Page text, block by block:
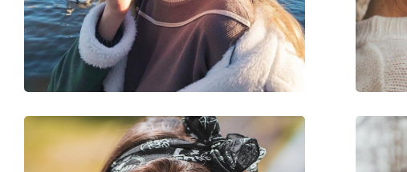
Poids:
130 g
Plaquettes de nez ajustables:
Oui
Charnière à ressort:
Non
Accessoires
Étui:
Oui
Tissu de nettoyage:
Non